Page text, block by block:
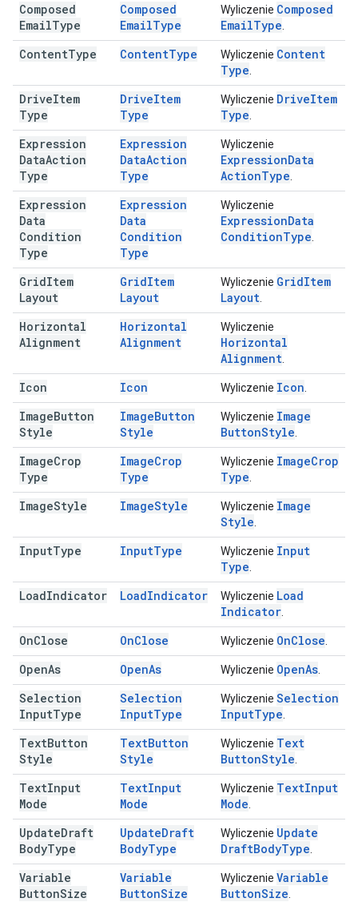
Composed
EmailType
Composed
EmailType
Wyliczenie Composed
EmailType
ContentType ContentType Wyliczenie Content
Type
DriveItem
Type
DriveItem
Type
Wyliczenie DriveItem
Type
Expression
DataAction
Type
Expression
DataAction
Type
Wyliczenie
ExpressionData
ActionType
Expression
Data
Condition
Type
Expression
Data
Condition
Type
Wyliczenie
ExpressionData
ConditionType
GridItem
Layout
GridItem
Layout
Wyliczenie GridItem
Layout
Horizontal
Alignment
Horizontal
Alignment
Wyliczenie
Horizontal
Alignment
Icon Icon Wyliczenie Icon
ImageButton
Style
ImageButton
Style
Wyliczenie Image
ButtonStyle
ImageCrop
Type
ImageCrop
Type
Wyliczenie ImageCrop
Type
ImageStyle ImageStyle Wyliczenie Image
Style
InputType InputType Wyliczenie Input
Type
LoadIndicator LoadIndicator Wyliczenie Load
Indicator
OnClose OnClose Wyliczenie OnClose
OpenAs OpenAs Wyliczenie OpenAs
Selection
InputType
Selection
InputType
Wyliczenie Selection
InputType
TextButton
Style
TextButton
Style
Wyliczenie Text
ButtonStyle
TextInput
Mode
TextInput
Mode
Wyliczenie TextInput
Mode
UpdateDraft
BodyType
UpdateDraft
BodyType
Wyliczenie Update
DraftBodyType
Variable
ButtonSize
Variable
ButtonSize
Wyliczenie Variable
ButtonSize